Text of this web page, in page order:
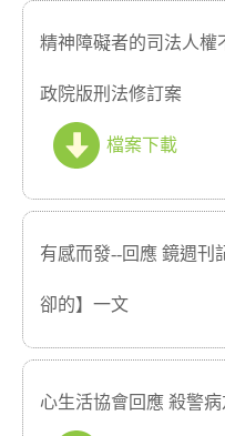
精神障礙者的司法人權
政院版刑法修訂案
檔案下載
有感而發--回應 鏡週刊
卻的】一文
心生活協會回應 殺警